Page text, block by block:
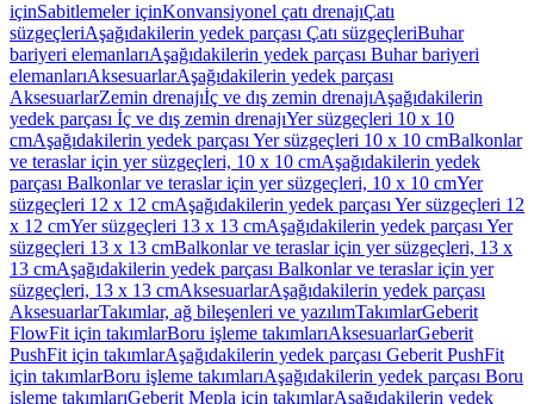
içinSabitlemeler içinKonvansiyonel çatı drenajıÇatı
süzgeçleriAşağıdakilerin yedek parçası Çatı süzgeçleriBuhar
bariyeri elemanlarıAşağıdakilerin yedek parçası Buhar bariyeri
elemanlarıAksesuarlarAşağıdakilerin yedek parçası
AksesuarlarZemin drenajıİç ve dış zemin drenajıAşağıdakilerin
yedek parçası İç ve dış zemin drenajıYer süzgeçleri 10 x 10
cmAşağıdakilerin yedek parçası Yer süzgeçleri 10 x 10 cmBalkonlar
ve teraslar için yer süzgeçleri, 10 x 10 cmAşağıdakilerin yedek
parçası Balkonlar ve teraslar için yer süzgeçleri, 10 x 10 cmYer
süzgeçleri 12 x 12 cmAşağıdakilerin yedek parçası Yer süzgeçleri 12
x 12 cmYer süzgeçleri 13 x 13 cmAşağıdakilerin yedek parçası Yer
süzgeçleri 13 x 13 cmBalkonlar ve teraslar için yer süzgeçleri, 13 x
13 cmAşağıdakilerin yedek parçası Balkonlar ve teraslar için yer
süzgeçleri, 13 x 13 cmAksesuarlarAşağıdakilerin yedek parçası
AksesuarlarTakımlar, ağ bileşenleri ve yazılımTakımlarGeberit
FlowFit için takımlarBoru işleme takımlarıAksesuarlarGeberit
PushFit için takımlarAşağıdakilerin yedek parçası Geberit PushFit
için takımlarBoru işleme takımlarıAşağıdakilerin yedek parçası Boru
işleme takımlarıGeberit Mepla için takımlarAşağıdakilerin yedek